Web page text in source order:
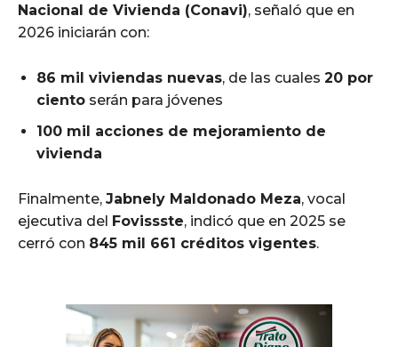
Nacional de Vivienda (Conavi), señaló que en
2026 iniciarán con:
86 mil viviendas nuevas, de las cuales 20 por
ciento serán para jóvenes
100 mil acciones de mejoramiento de
vivienda
Finalmente, Jabnely Maldonado Meza, vocal
ejecutiva del Fovissste, indicó que en 2025 se
cerró con 845 mil 661 créditos vigentes.